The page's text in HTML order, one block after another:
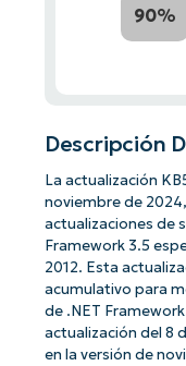
90%
Descripción
La actualización
noviembre de
actualizaciones de
Framework 3.5
2012. Esta
acumulativo para
de .NET
actualización del 8
en la versión de